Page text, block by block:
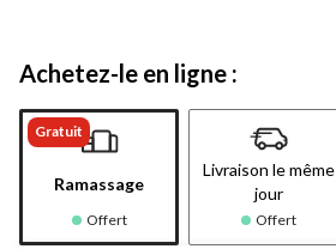
Achetez-le en ligne :
Gratuit
Ramassage
Offert
Livraison le même
jour
Offert